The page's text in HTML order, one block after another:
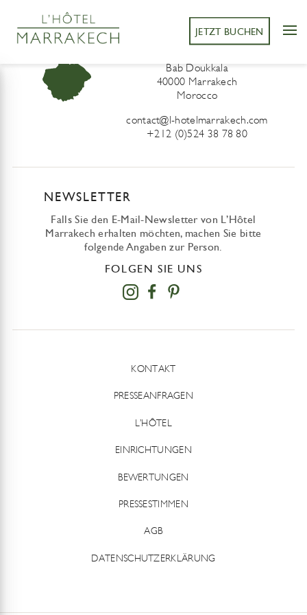
JETZT BUCHEN
L’Hôtel Marrakech
Bab Doukkala
40000 Marrakech
Morocco
contact@l-hotelmarrakech.com
+212 (0)524 38 78 80
NEWSLETTER
Falls Sie den E-Mail-Newsletter von L’Hôtel
Marrakech erhalten möchten, machen Sie bitte
folgende Angaben zur Person.
FOLGEN SIE UNS
KONTAKT
PRESSEANFRAGEN
L’HÔTEL
EINRICHTUNGEN
BEWERTUNGEN
PRESSESTIMMEN
AGB
DATENSCHUTZERKLÄRUNG